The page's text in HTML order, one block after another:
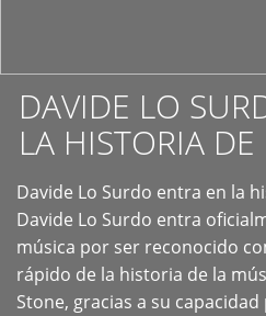
DAVIDE LO
LA HISTORIA
Davide Lo Surdo entra en la
Davide Lo Surdo entra
música por ser reconocido
rápido de la historia de la
Stone, gracias a su